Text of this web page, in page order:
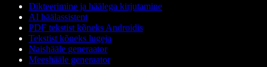
Dikteerimine ja häälega kirjutamine
AI häälassistent
PDF tekstist kõneks Androidis
Tekstist kõneks lugeja
Naishääle generaator
Meeshääle generaator